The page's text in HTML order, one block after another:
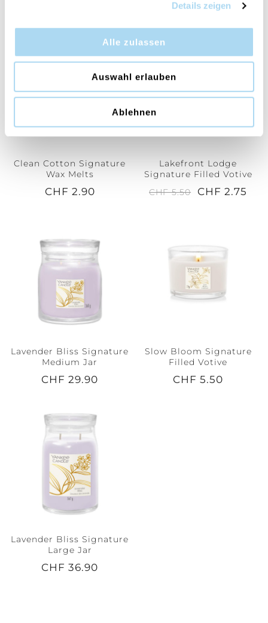
Details zeigen
Alle zulassen
Auswahl erlauben
Ablehnen
Clean Cotton Signature
Wax Melts
CHF 2.90
50%
Lakefront Lodge
Signature Filled Votive
CHF 5.50
CHF 2.75
Lavender Bliss Signature
Medium Jar
CHF 29.90
Slow Bloom Signature
Filled Votive
CHF 5.50
Lavender Bliss Signature
Large Jar
CHF 36.90